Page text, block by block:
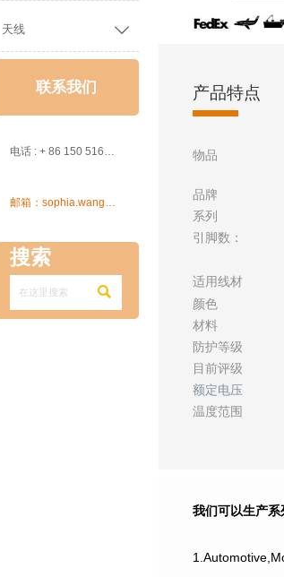
天线 
联系我们
电话 : + 86 150 5162 5639

搜索

产品特点
物品
品牌
系列
引脚数：
适用线材
颜色
材料
防护等级
目前评级
额定电压
温度范围
我们可以生产系